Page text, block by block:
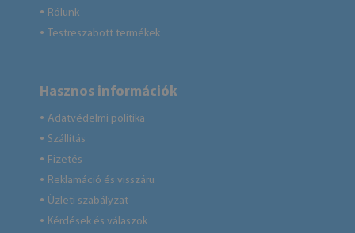
● Rólunk
● Testreszabott termékek
Hasznos információk
● Adatvédelmi politika
● Szállítás
● Fizetés
● Reklamáció és visszáru
● Üzleti szabályzat
● Kérdések és válaszok